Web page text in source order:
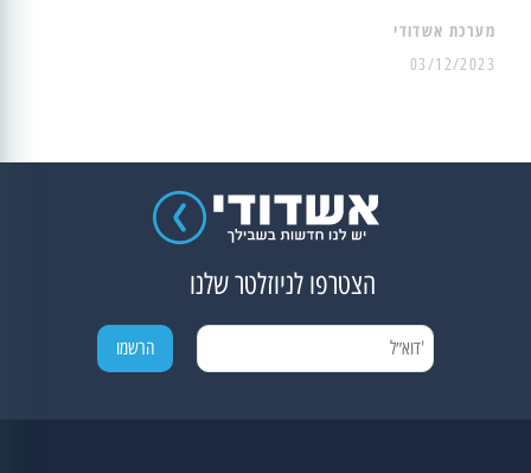
מערכת אשדודי
03/12/2023
הצטרפו לניוזלטר שלנו